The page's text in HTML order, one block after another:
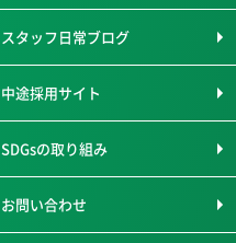
スタッフ日常ブログ
中途採用サイト
SDGsの取り組み
お問い合わせ